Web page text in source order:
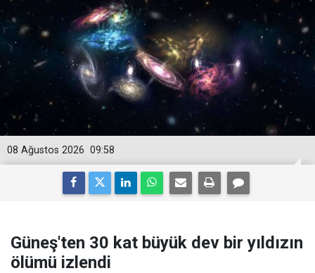
09:58
08 Ağustos 2026
Güneş'ten 30 kat büyük dev bir yıldızın
ölümü izlendi